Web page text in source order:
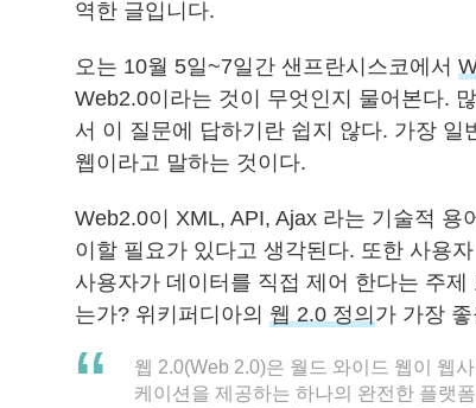
역한 글입니다.
오는 10월 5일~7일간 샌프란시스코에서
Web2.0이라는 것이 무엇인지 물어본다.
서 이 질문에 답하기란 쉽지 않다. 가장 일
웹이라고 말하는 것이다.
Web2.0이 XML, API, Ajax 라는 기술적
이할 필요가 있다고 생각된다. 또한 사용
사용자가 데이터를 직접 제어 한다는 주제
는가? 위키퍼디아의 웹 2.0 정의 가 가장
웹 2.0(Web 2.0)은 월드 와이드 웹이 웹
케이션을 제공하는 하나의 완전한 플랫